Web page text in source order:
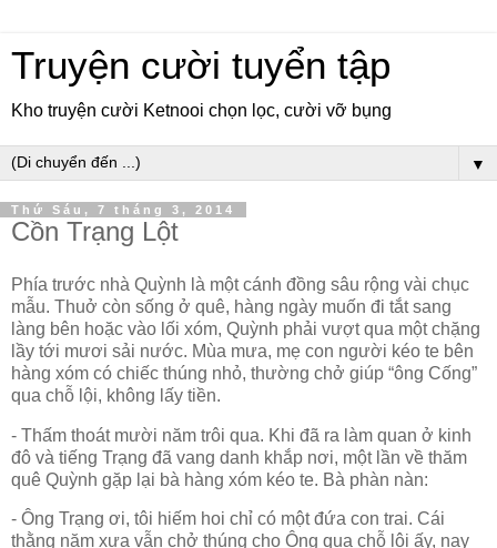
Truyện cười tuyển tập
Kho truyện cười Ketnooi chọn lọc, cười vỡ bụng
▼
Thứ Sáu, 7 tháng 3, 2014
Cồn Trạng Lột
Phía trước nhà Quỳnh là một cánh đồng sâu rộng vài chục
mẫu. Thuở còn sống ở quê, hàng ngày muốn đi tắt sang
làng bên hoặc vào lối xóm, Quỳnh phải vượt qua một chặng
lầy tới mươi sải nước. Mùa mưa, mẹ con người kéo te bên
hàng xóm có chiếc thúng nhỏ, thường chở giúp “ông Cống”
qua chỗ lội, không lấy tiền.
- Thấm thoát mười năm trôi qua. Khi đã ra làm quan ở kinh
đô và tiếng Trạng đã vang danh khắp nơi, một lần về thăm
quê Quỳnh gặp lại bà hàng xóm kéo te. Bà phàn nàn:
- Ông Trạng ơi, tôi hiếm hoi chỉ có một đứa con trai. Cái
thằng năm xưa vẫn chở thúng cho Ông qua chỗ lội ấy, nay